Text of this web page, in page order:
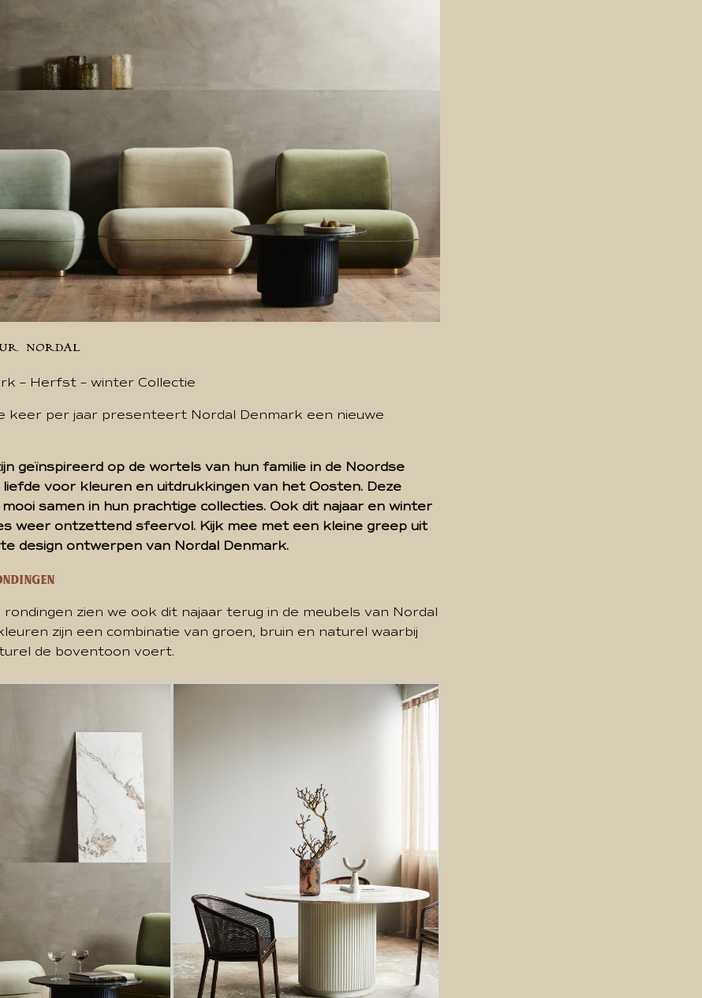
NORDAL
– Herfst – winter Collectie
keer per jaar presenteert Nordal Denmark een nieuwe
geïnspireerd op de wortels van hun familie in de Noordse
voor kleuren en uitdrukkingen van het Oosten. Deze
samen in hun prachtige collecties. Ook dit najaar en winter
weer ontzettend sfeervol. Kijk mee met een kleine greep uit
design ontwerpen van Nordal Denmark.
rondingen zien we ook dit najaar terug in de meubels van Nordal
zijn een combinatie van groen, bruin en naturel waarbij
de boventoon voert.